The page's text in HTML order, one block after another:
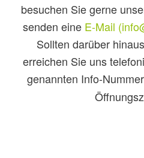
besuchen Sie gerne
senden eine E-Mail
Sollten darüber
erreichen Sie uns
genannten Info-